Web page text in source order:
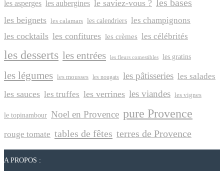
les asperges les aubergines le saviez-vous ? les bases
les beignets les calamars les calendriers les champignons
les cocktails les confitures les crèmes les célébrités
les desserts les entrées les fleurs comestibles les gratins
les légumes les mousses les nougats les pâtisseries les salades
les sauces les truffes les verrines les viandes les vignes
le topinambour Noel en Provence pure Provence
rouge tomate tables de fêtes terres de Provence
A PROPOS :